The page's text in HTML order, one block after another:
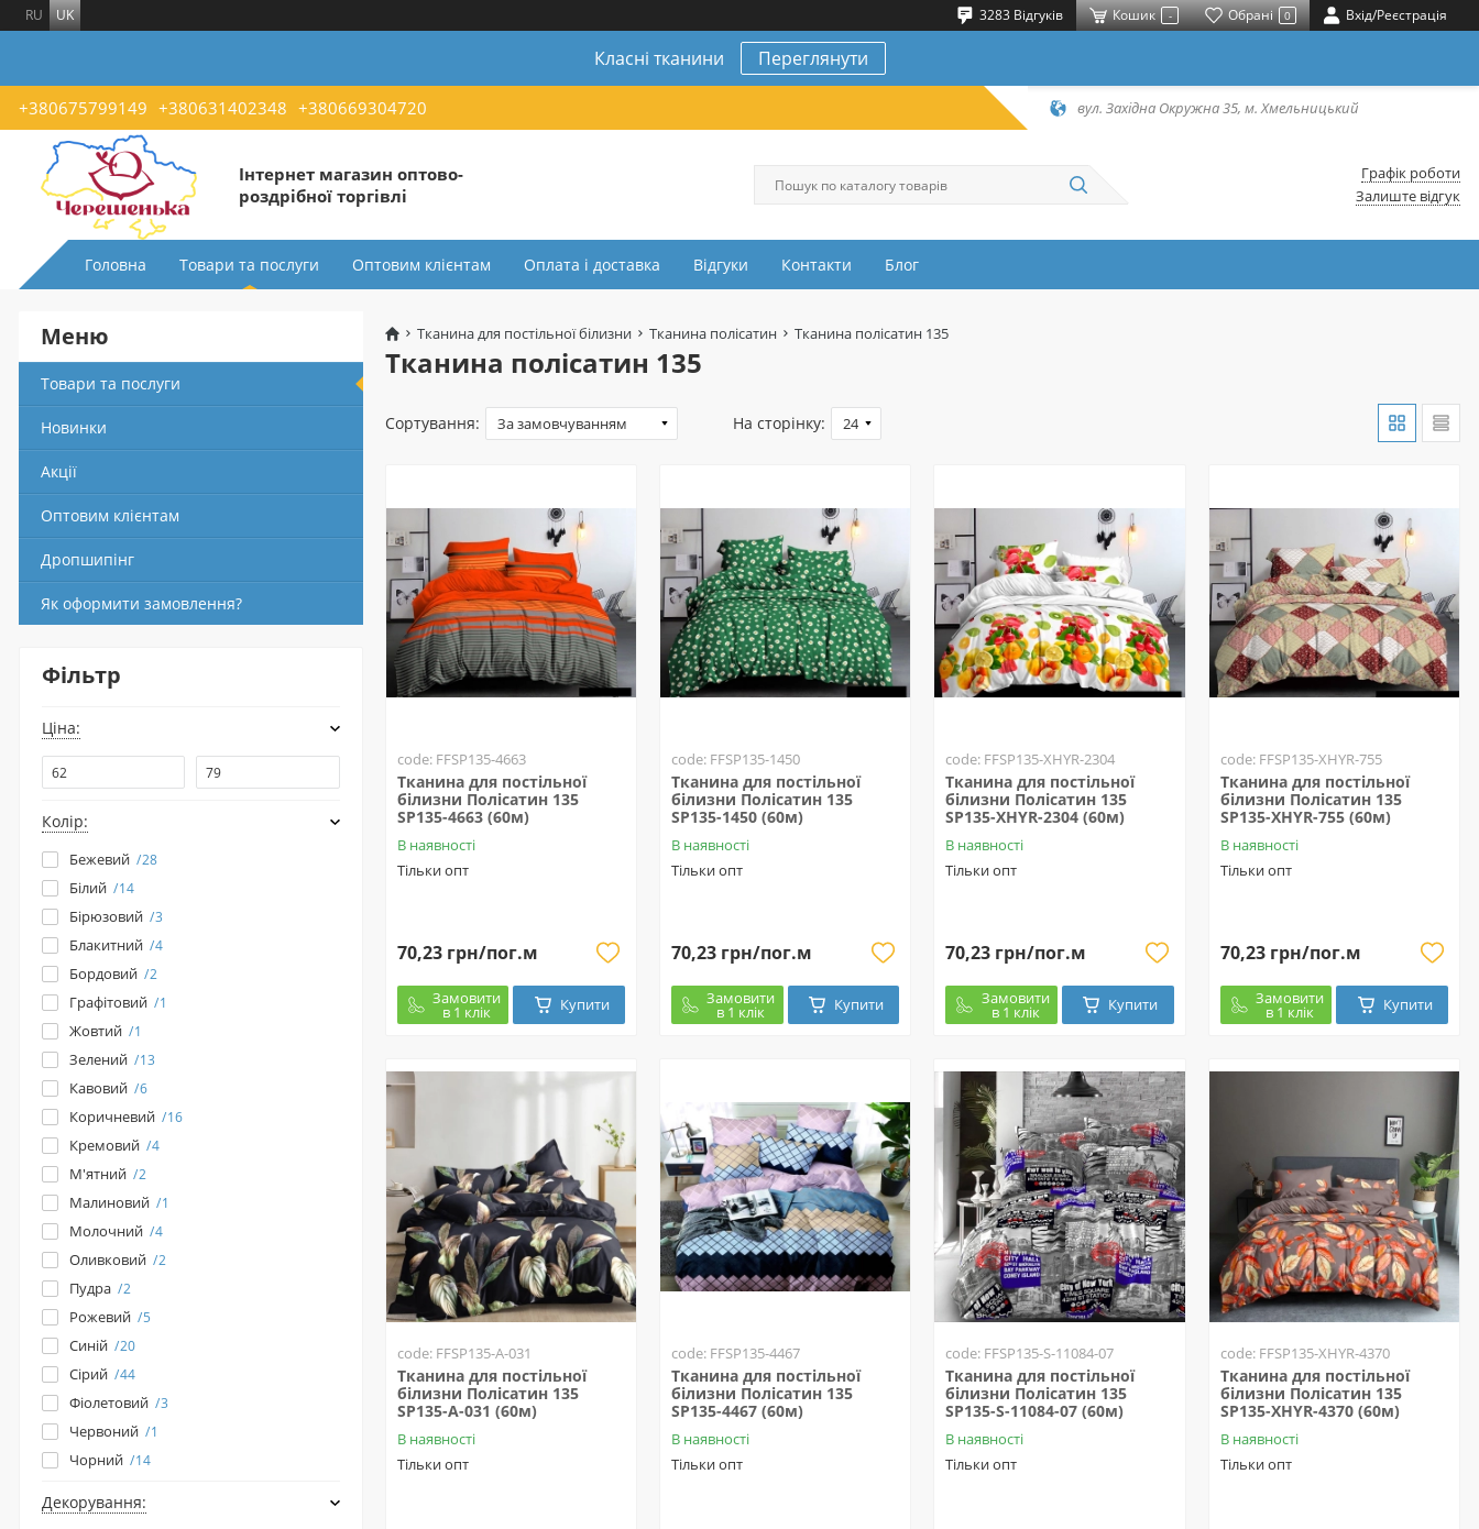
RU UK 3283 Відгуків Кошик - Обрані 0 Вхід/Реєстрація
Класні тканини Переглянути
+380675799149 +380631402348 +380669304720 вул. Західна Окружна 35, м. Хмельницький
Інтернет магазин оптово-
роздрібної торгівлі
Графік роботи
Залиште відгук
Головна Товари та послуги Оптовим клієнтам Оплата і доставка Відгуки Контакти Блог
Тканина для постільної білизни Тканина полісатин Тканина полісатин 135
Тканина полісатин 135
Сортування: На сторінку:
code: FFSP135-4663
Тканина для постільної
білизни Полісатин 135
SP135-4663 (60м)
В наявності
Тільки опт
70,23 грн/пог.м
Замовити
в 1 клік Купити
code: FFSP135-1450
Тканина для постільної
білизни Полісатин 135
SP135-1450 (60м)
В наявності
Тільки опт
70,23 грн/пог.м
Замовити
в 1 клік Купити
code: FFSP135-XHYR-2304
Тканина для постільної
білизни Полісатин 135
SP135-XHYR-2304 (60м)
В наявності
Тільки опт
70,23 грн/пог.м
Замовити
в 1 клік Купити
code: FFSP135-XHYR-755
Тканина для постільної
білизни Полісатин 135
SP135-XHYR-755 (60м)
В наявності
Тільки опт
70,23 грн/пог.м
Замовити
в 1 клік Купити
code: FFSP135-A-031
Тканина для постільної
білизни Полісатин 135
SP135-A-031 (60м)
В наявності
Тільки опт
code: FFSP135-4467
Тканина для постільної
білизни Полісатин 135
SP135-4467 (60м)
В наявності
Тільки опт
code: FFSP135-S-11084-07
Тканина для постільної
білизни Полісатин 135
SP135-S-11084-07 (60м)
В наявності
Тільки опт
code: FFSP135-XHYR-4370
Тканина для постільної
білизни Полісатин 135
SP135-XHYR-4370 (60м)
В наявності
Тільки опт
Меню
Товари та послуги
Новинки
Акції
Оптовим клієнтам
Дропшипінг
Як оформити замовлення?
Фільтр
Ціна:
Колір:
Бежевий 28
Білий 14
Бірюзовий 3
Блакитний 4
Бордовий 2
Графітовий 1
Жовтий 1
Зелений 13
Кавовий 6
Коричневий 16
Кремовий 4
М'ятний 2
Малиновий 1
Молочний 4
Оливковий 2
Пудра 2
Рожевий 5
Синій 20
Сірий 44
Фіолетовий 3
Червоний 1
Чорний 14
Декорування: